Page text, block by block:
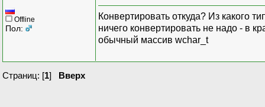
Offline
Пол:
Конвертировать откуда? Из какого
ничего конвертировать не надо - в
обычный массив wchar_t
Страниц: [1] Вверх